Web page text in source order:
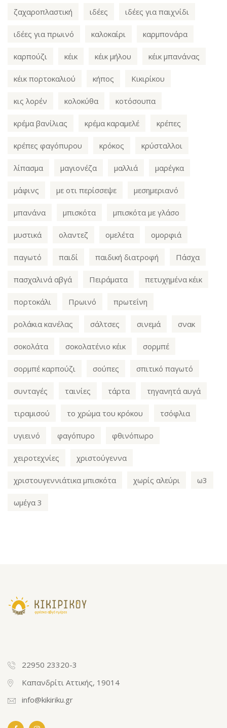
ζαχαροπλαστική ιδέες ιδέες για παιχνίδι
ιδέες για πρωινό καλοκαίρι καρμπονάρα
καρπούζι κέικ κέικ μήλου κέικ μπανάνας
κέικ πορτοκαλιού κήπος Κικιρίκου
κις λορέν κολοκύθα κοτόσουπα
κρέμα βανίλιας κρέμα καραμελέ κρέπες
κρέπες φαγόπυρου κρόκος κρύσταλλοι
λίπασμα μαγιονέζα μαλλιά μαρέγκα
μάφινς με οτι περίσσεψε μεσημεριανό
μπανάνα μπισκότα μπισκότα με γλάσο
μυστικά ολαντεζ ομελέτα ομορφιά
παγωτό παιδί παιδική διατροφή Πάσχα
πασχαλινά αβγά Πειράματα πετυχημένα κέικ
πορτοκάλι Πρωινό πρωτεΐνη
ρολάκια κανέλας σάλτσες σινεμά σνακ
σοκολάτα σοκολατένιο κέικ σορμπέ
σορμπέ καρπούζι σούπες σπιτικό παγωτό
συνταγές ταινίες τάρτα τηγανητά αυγά
τιραμισού το χρώμα του κρόκου τσόφλια
υγιεινό φαγόπυρο φθινόπωρο
χειροτεχνίες χριστούγεννα
χριστουγεννιάτικα μπισκότα χωρίς αλεύρι ω3
ωμέγα 3
22950 23320-3
Καπανδρίτι Αττικής, 19014
info@kikiriku.gr